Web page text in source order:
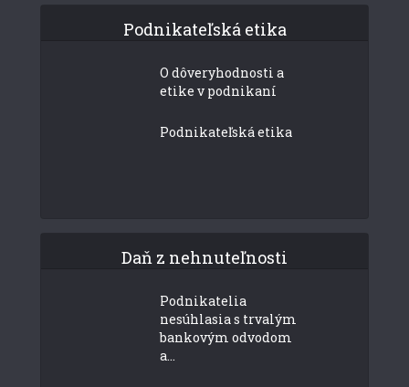
Podnikateľská etika
O dôveryhodnosti a
etike v podnikaní
Podnikateľská etika
Daň z nehnuteľnosti
Podnikatelia
nesúhlasia s trvalým
bankovým odvodom
a...